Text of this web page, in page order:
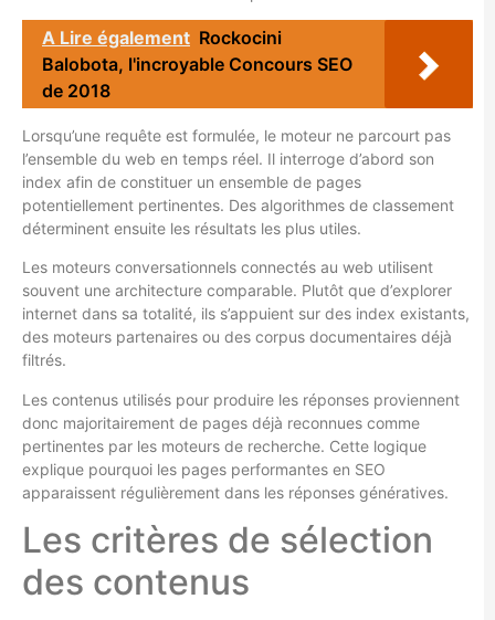
A Lire également Rockocini
Balobota, l'incroyable Concours SEO
de 2018
Lorsqu’une requête est formulée, le moteur ne parcourt pas
l’ensemble du web en temps réel. Il interroge d’abord son
index afin de constituer un ensemble de pages
potentiellement pertinentes. Des algorithmes de classement
déterminent ensuite les résultats les plus utiles.
Les moteurs conversationnels connectés au web utilisent
souvent une architecture comparable. Plutôt que d’explorer
internet dans sa totalité, ils s’appuient sur des index existants,
des moteurs partenaires ou des corpus documentaires déjà
filtrés.
Les contenus utilisés pour produire les réponses proviennent
donc majoritairement de pages déjà reconnues comme
pertinentes par les moteurs de recherche. Cette logique
explique pourquoi les pages performantes en SEO
apparaissent régulièrement dans les réponses génératives.
Les critères de sélection
des contenus